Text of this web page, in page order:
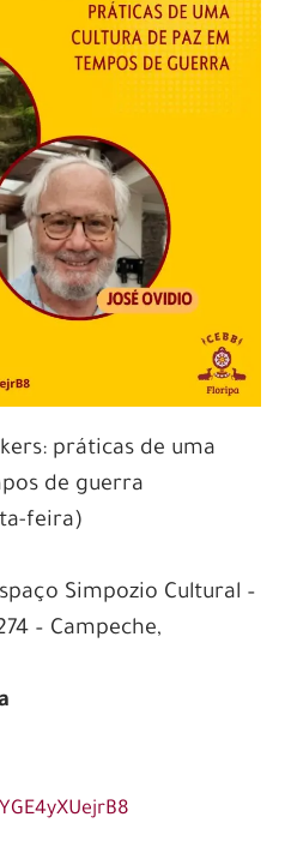
práticas de uma
de guerra
feira)
Simpozio Cultural –
– Campeche,